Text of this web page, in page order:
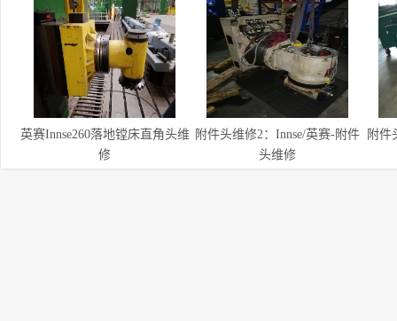
英赛Innse260落地镗床直角头维
修
附件头维修2：Innse/英赛-附件
头维修
附件